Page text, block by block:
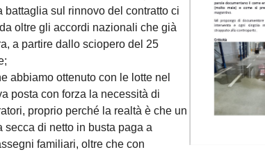
sul rinnovo del contratto ci
oltre gli accordi nazionali che già
a partire dallo sciopero del 25
abbiamo ottenuto con le lotte nel
posta con forza la necessità di
proprio perché la realtà è che un
di netto in busta paga a
familiari, oltre che con